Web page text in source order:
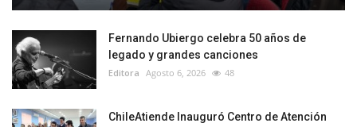
Fernando Ubiergo celebra 50 años de
legado y grandes canciones
Editora Agosto 6, 2026 48
ChileAtiende Inauguró Centro de Atención